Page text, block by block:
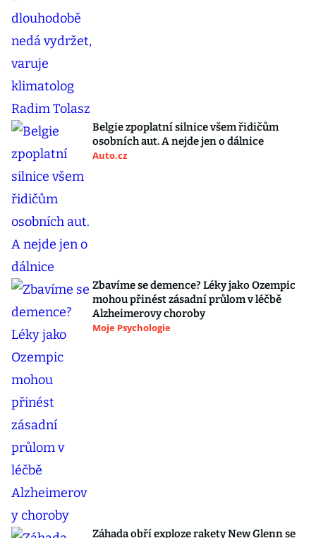
Belgie zpoplatní silnice všem řidičům
osobních aut. A nejde jen o dálnice
Auto.cz
Zbavíme se demence? Léky jako Ozempic
mohou přinést zásadní průlom v léčbě
Alzheimerovy choroby
Moje Psychologie
Záhada obří exploze rakety New Glenn se